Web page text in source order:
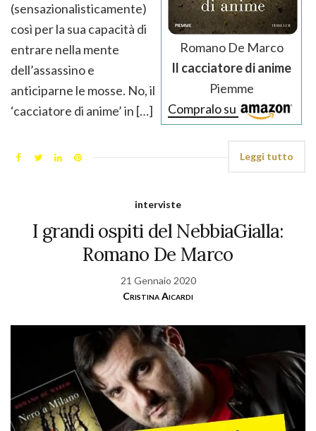
Romano De Marco
Il cacciatore di anime
Piemme
Compralo su
(sensazionalisticamente)
così per la sua capacità di
entrare nella mente
dell’assassino e
anticiparne le mosse. No, il
‘cacciatore di anime’ in […]
Leggi tutto
interviste
I grandi ospiti del NebbiaGialla:
Romano De Marco
21 Gennaio 2020
Cristina Aicardi